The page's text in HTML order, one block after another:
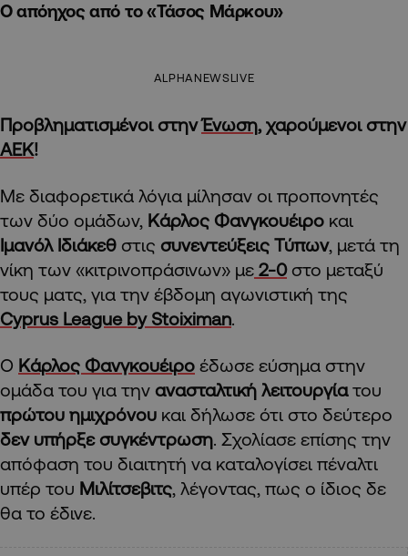
Ο απόηχος από το «Τάσος Μάρκου»
ALPHANEWSLIVE
Προβληματισμένοι στηνΈνωση, χαρούμενοι στην
ΑΕΚ!
Με διαφορετικά λόγια μίλησαν οι προπονητές
των δύο ομάδων, Κάρλος Φανγκουέιρο και
Ιμανόλ Ιδιάκεθ στις συνεντεύξεις Τύπων, μετά τη
νίκη των «κιτρινοπράσινων» με 2-0στο μεταξύ
τους ματς, για την έβδομη αγωνιστική της
Cyprus League by Stoiximan.
O Κάρλος Φανγκουέιρο έδωσε εύσημα στην
ομάδα του για την ανασταλτική λειτουργίατου
πρώτου ημιχρόνου και δήλωσε ότι στο δεύτερο
δεν υπήρξε συγκέντρωση. Σχολίασε επίσης την
απόφαση του διαιτητή να καταλογίσει πέναλτι
υπέρ του Μιλίτσεβιτς, λέγοντας, πως ο ίδιος δε
θα το έδινε.